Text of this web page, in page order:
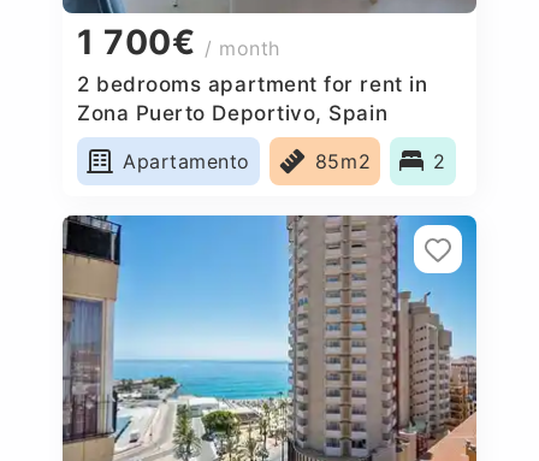
1 700€ / month
2 bedrooms apartment for rent in
Zona Puerto Deportivo, Spain
Apartamento
85m2 2